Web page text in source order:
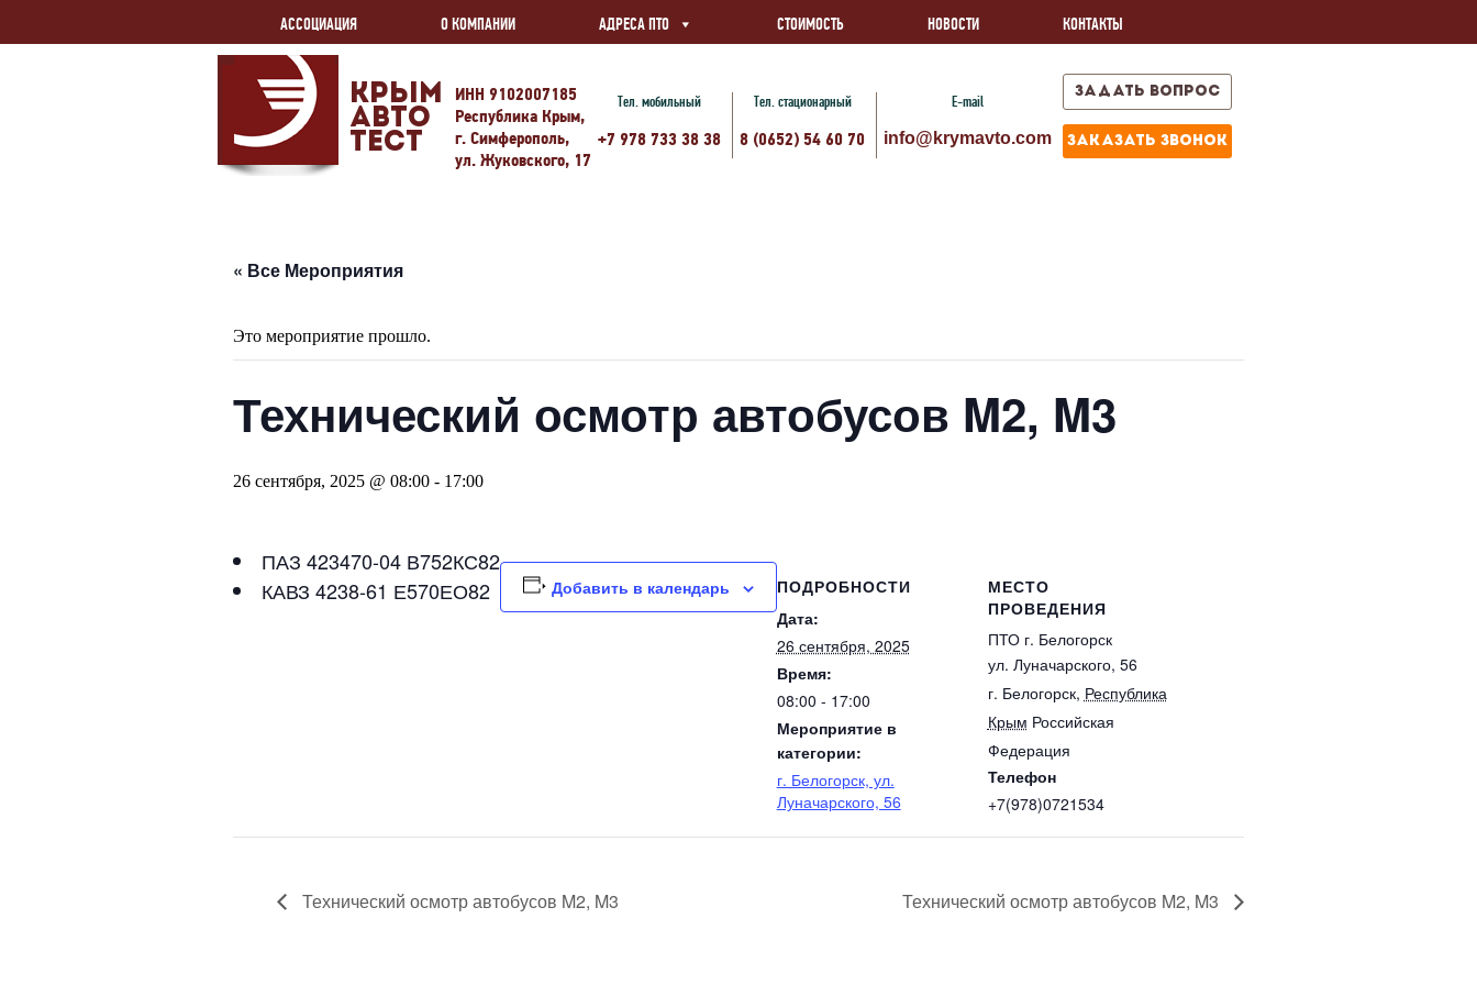
АССОЦИАЦИЯ О КОМПАНИИ АДРЕСА ПТО СТОИМОСТЬ НОВОСТИ КОНТАКТЫ
Крым
Авто
Тест
ИНН 9102007185
Республика Крым,
г. Симферополь,
ул. Жуковского, 17
Тел. мобильный
+7 978 733 38 38
Тел. стационарный
8 (0652) 54 60 70
E-mail
info@krymavto.com
задать вопрос
заказать звонок
« Все Мероприятия
Это мероприятие прошло.
Технический осмотр автобусов M2, M3
26 сентября, 2025 @ 08:00 - 17:00
ПАЗ 423470-04 В752КС82
КАВЗ 4238-61 Е570ЕО82
Добавить в календарь
ПОДРОБНОСТИ
Дата:
26 сентября, 2025
Время:
08:00 - 17:00
Мероприятие в
категории:
г. Белогорск, ул.
Луначарского, 56
МЕСТО
ПРОВЕДЕНИЯ
ПТО г. Белогорск
ул. Луначарского, 56
г. Белогорск, Республика
Крым Российская
Федерация
Телефон
+7(978)0721534
Технический осмотр автобусов M2, M3 Технический осмотр автобусов M2, M3